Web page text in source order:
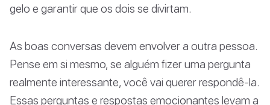
gelo e garantir que os dois se divirtam.
As boas conversas devem envolver a outra pessoa.
Pense em si mesmo, se alguém fizer uma pergunta
realmente interessante, você vai querer respondê-la.
Essas perguntas e respostas emocionantes levam a